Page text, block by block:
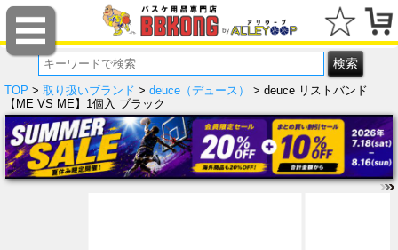
TOP > 取り扱いブランド > deuce（デュース）
> deuce リストバンド
【ME VS ME】1個入 ブラック